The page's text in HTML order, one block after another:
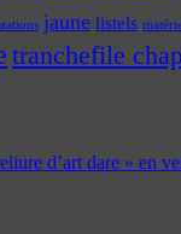
jaune listels
tranchefile
d’art dare » en